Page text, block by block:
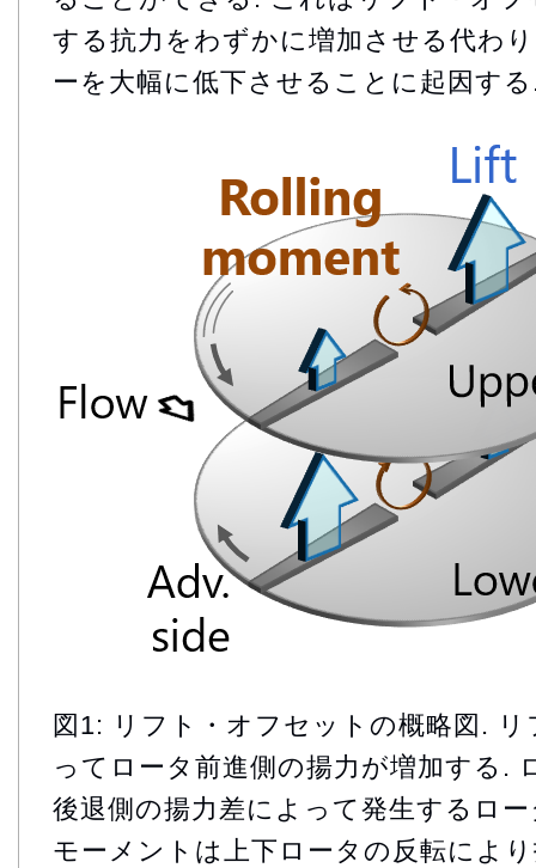
する抗力をわずかに増加させる代わ
ーを大幅に低下させることに起因す
図1: リフト・オフセットの概略図.
ってロータ前進側の揚力が増加する.
後退側の揚力差によって発生するロ
モーメントは上下ロータの反転によ